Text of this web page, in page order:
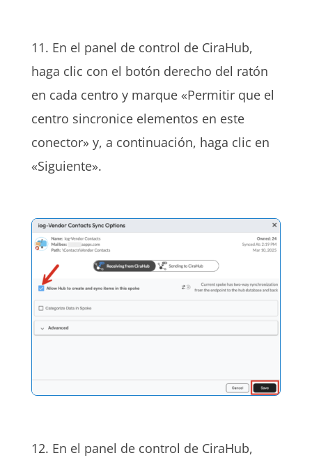
11. En el panel de control de CiraHub,
haga clic con el botón derecho del ratón
en cada centro y marque «Permitir que el
centro sincronice elementos en este
conector» y, a continuación, haga clic en
«Siguiente».
12. En el panel de control de CiraHub,